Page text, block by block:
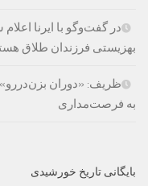
بهزیستی فرزندان طلاق
ظریف: «دوران بزن‌دررو»
به فرصت‌مداری
بایگانی تاریخ خورشیدی